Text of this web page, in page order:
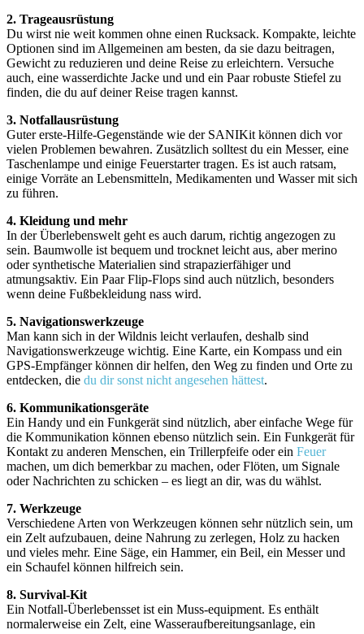
2. Trageausrüstung
Du wirst nie weit kommen ohne einen Rucksack. Kompakte, leichte
Optionen sind im Allgemeinen am besten, da sie dazu beitragen,
Gewicht zu reduzieren und deine Reise zu erleichtern. Versuche
auch, eine wasserdichte Jacke und und ein Paar robuste Stiefel zu
finden, die du auf deiner Reise tragen kannst.
3. Notfallausrüstung
Guter erste-Hilfe-Gegenstände wie der SANIKit können dich vor
vielen Problemen bewahren. Zusätzlich solltest du ein Messer, eine
Taschenlampe und einige Feuerstarter tragen. Es ist auch ratsam,
einige Vorräte an Lebensmitteln, Medikamenten und Wasser mit sich
zu führen.
4. Kleidung und mehr
In der Überlebenswelt geht es auch darum, richtig angezogen zu
sein. Baumwolle ist bequem und trocknet leicht aus, aber merino
oder synthetische Materialien sind strapazierfähiger und
atmungsaktiv. Ein Paar Flip-Flops sind auch nützlich, besonders
wenn deine Fußbekleidung nass wird.
5. Navigationswerkzeuge
Man kann sich in der Wildnis leicht verlaufen, deshalb sind
Navigationswerkzeuge wichtig. Eine Karte, ein Kompass und ein
GPS-Empfänger können dir helfen, den Weg zu finden und Orte zu
entdecken, die du dir sonst nicht angesehen hättest.
6. Kommunikationsgeräte
Ein Handy und ein Funkgerät sind nützlich, aber einfache Wege für
die Kommunikation können ebenso nützlich sein. Ein Funkgerät für
Kontakt zu anderen Menschen, ein Trillerpfeife oder ein Feuer
machen, um dich bemerkbar zu machen, oder Flöten, um Signale
oder Nachrichten zu schicken – es liegt an dir, was du wählst.
7. Werkzeuge
Verschiedene Arten von Werkzeugen können sehr nützlich sein, um
ein Zelt aufzubauen, deine Nahrung zu zerlegen, Holz zu hacken
und vieles mehr. Eine Säge, ein Hammer, ein Beil, ein Messer und
ein Schaufel können hilfreich sein.
8. Survival-Kit
Ein Notfall-Überlebensset ist ein Muss-equipment. Es enthält
normalerweise ein Zelt, eine Wasseraufbereitungsanlage, ein